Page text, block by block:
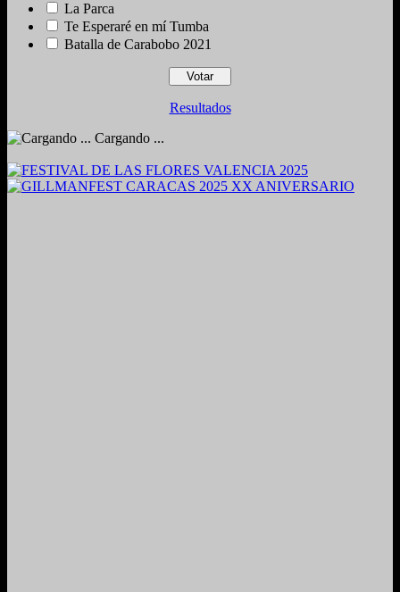
La Parca
Te Esperaré en mí Tumba
Batalla de Carabobo 2021
Resultados
Cargando ...